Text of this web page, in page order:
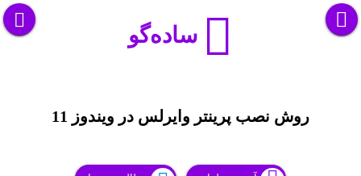
ساده‌گو
روش نصب پرینتر وایرلس در ویندوز 11